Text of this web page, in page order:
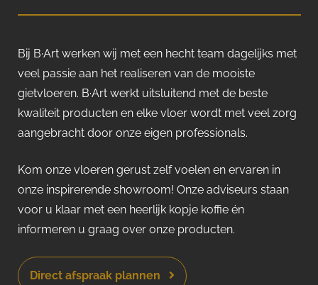
Bij B·Art werken wij met een hecht team dagelijks met
veel passie aan het realiseren van de mooiste
gietvloeren. B·Art werkt uitsluitend met de beste
kwaliteit producten en elke vloer wordt met veel zorg
aangebracht door onze eigen professionals.
Kom onze vloeren gerust zelf voelen en ervaren in
onze inspirerende showroom! Onze adviseurs staan
voor u klaar met een heerlijk kopje koffie én
informeren u graag over onze producten.
Direct afspraak plannen